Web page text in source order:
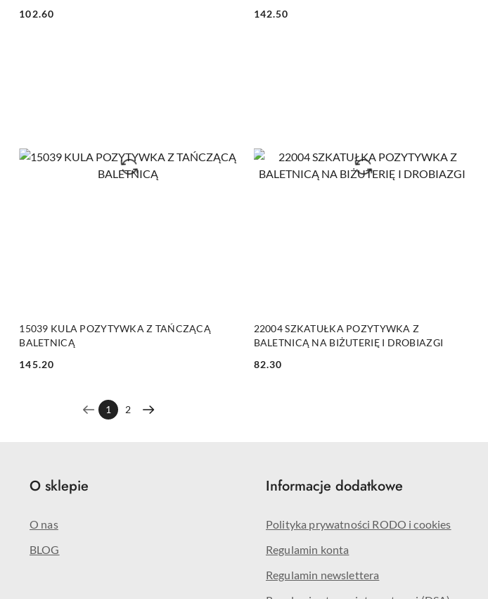
Cena:
102.60
Cena:
142.50
15039 KULA POZYTYWKA Z TAŃCZĄCĄ
BALETNICĄ
Cena:
145.20
PRODUKT NIEDOSTĘPNY
22004 SZKATUŁKA POZYTYWKA Z
BALETNICĄ NA BIŻUTERIĘ I DROBIAZGI
Cena:
82.30
1 2
O sklepie
O nas
BLOG
Informacje dodatkowe
Polityka prywatności RODO i cookies
Regulamin konta
Regulamin newslettera